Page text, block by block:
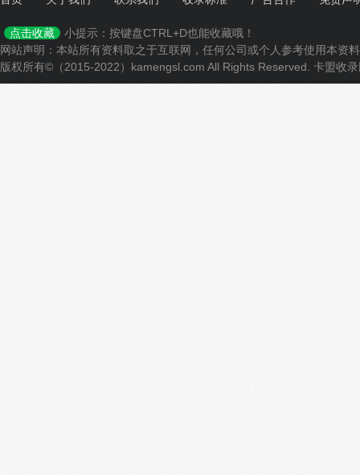
点击收藏
小提示：按键盘CTRL+D也能收藏哦！
网站声明：本站所有资料取之于互联网，任何公司或个人参考使用本
版权所有©（2015-2022）kamengsl.com All Rights Reserved. 卡盟收